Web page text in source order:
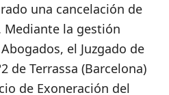
una cancelación de
Mediante la gestión
el Juzgado de
de Terrassa (Barcelona)
de Exoneración del